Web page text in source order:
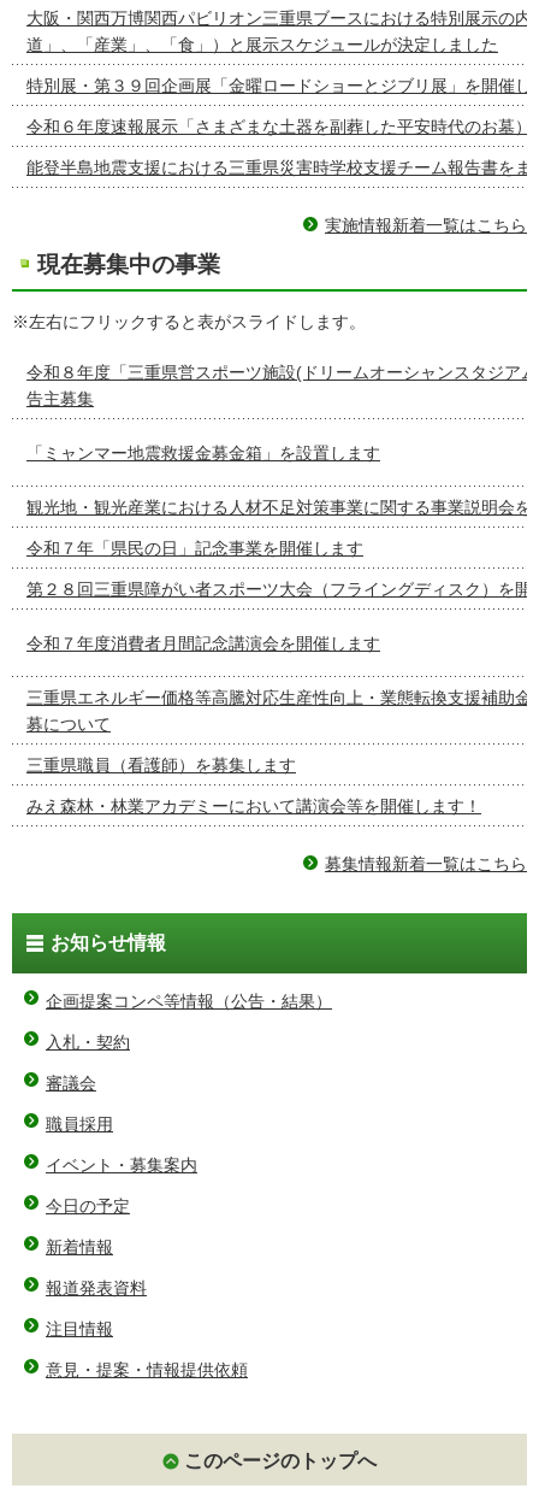
大阪・関西万博関西パビリオン三重県ブースにおける特別展示の内
道」、「産業」、「食」）と展示スケジュールが決定しました
特別展・第３９回企画展「金曜ロードショーとジブリ展」を開催し
令和６年度速報展示「さまざまな土器を副葬した平安時代のお墓）
能登半島地震支援における三重県災害時学校支援チーム報告書をま
実施情報新着一覧はこちら
現在募集中の事業
※左右にフリックすると表がスライドします。
令和８年度「三重県営スポーツ施設(ドリームオーシャンスタジア
告主募集
「ミャンマー地震救援金募金箱」を設置します
観光地・観光産業における人材不足対策事業に関する事業説明会を
令和７年「県民の日」記念事業を開催します
第２８回三重県障がい者スポーツ大会（フライングディスク）を開
令和７年度消費者月間記念講演会を開催します
三重県エネルギー価格等高騰対応生産性向上・業態転換支援補助金
募について
三重県職員（看護師）を募集します
みえ森林・林業アカデミーにおいて講演会等を開催します！
募集情報新着一覧はこちら
お知らせ情報
企画提案コンペ等情報（公告・結果）
入札・契約
審議会
職員採用
イベント・募集案内
今日の予定
新着情報
報道発表資料
注目情報
意見・提案・情報提供依頼
このページのトップへ